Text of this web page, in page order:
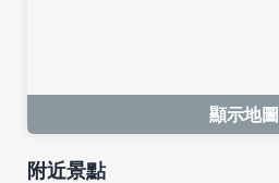
顯示地圖
附近景點